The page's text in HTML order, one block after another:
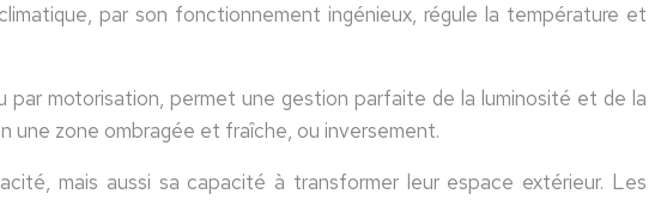
par son fonctionnement ingénieux, régule la température et
motorisation, permet une gestion parfaite de la luminosité et de la
une zone ombragée et fraîche, ou inversement.
mais aussi sa capacité à transformer leur espace extérieur. Les